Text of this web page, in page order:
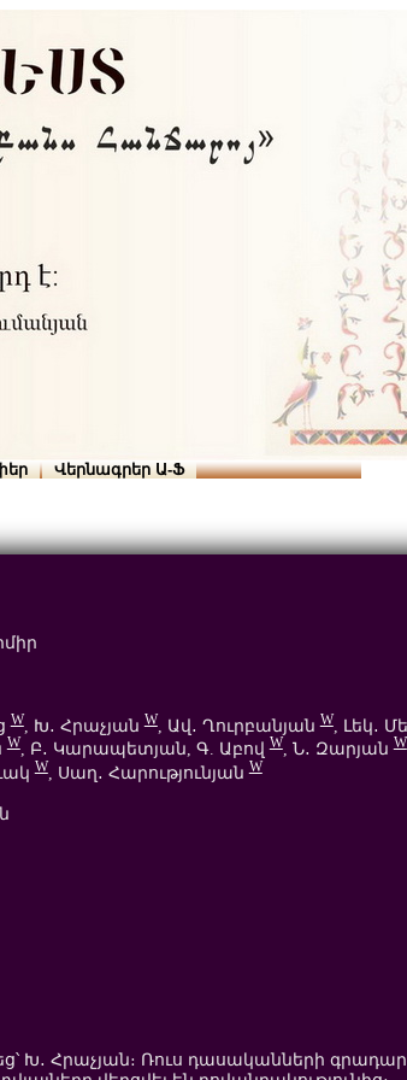
Վերնագրեր Ա-Ֆ
W, Խ․ ՀրաչյանW, Ավ․ ՂուրբանյանW, Լեկ․
W, Բ․ Կարապետյան, Գ. ԱբովW, Ն․ ԶարյանW
W, Սաղ․ ՀարությունյանW
Խ․ Հրաչյան։ Ռուս դասականների